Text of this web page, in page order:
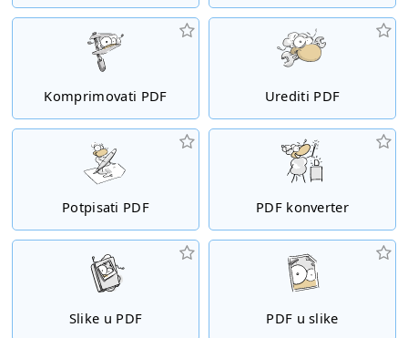
Komprimovati PDF Urediti PDF
Potpisati PDF PDF konverter
Slike u PDF PDF u slike